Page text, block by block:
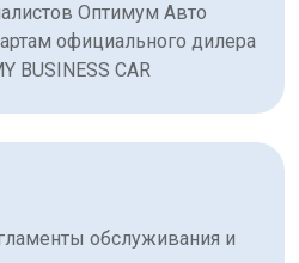
Оптимум Авто
официального дилера
BUSINESS CAR
обслуживания и